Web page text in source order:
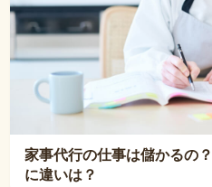
家事代行の仕事は儲かるの
に違いは？